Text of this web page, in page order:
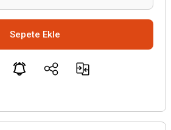
Sepete Ekle